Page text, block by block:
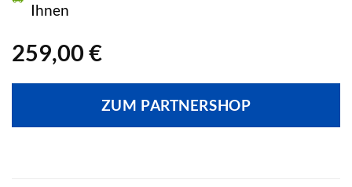
259,00 €
Ihnen
ZUM PARTNERSHOP